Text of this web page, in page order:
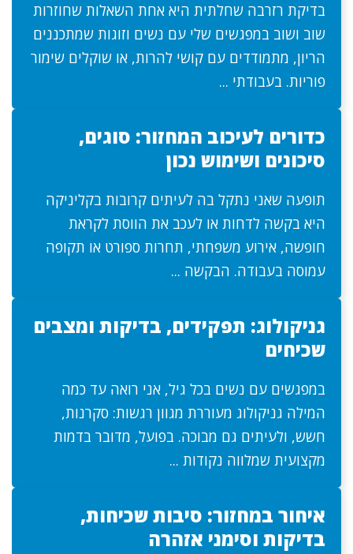
בדיקת רזרבה שחלתית היא אחת השאלות שחוזרות
שוב ושוב במפגשים שלי עם נשים וזוגות שמתכננים
הריון, מתמודדים עם קושי להרות, או שוקלים שימור
פוריות. בעבודתי ...
כדורים לעיכוב המחזור: סוגים,
סיכונים ושימוש נכון
תופעה שאני נתקל בה לעיתים קרובות בקליניקה
היא בקשה לדחות או לעכב את הווסת לקראת
חופשה, אירוע משפחתי, תחרות ספורט או תקופה
עמוסה בעבודה. הבקשה ...
גניקולוג: תפקידים, בדיקות ומצבים
שכיחים
במפגשים עם נשים בכל גיל, אני רואה עד כמה
המילה גניקולוג מעוררת מגוון רגשות: סקרנות,
חשש, ולעיתים גם מבוכה. בפועל, מדובר בדמות
מקצועית שמלווה נקודות ...
איחור במחזור: סיבות שכיחות,
בדיקות וסימני אזהרה